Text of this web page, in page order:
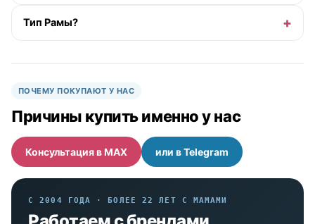
Тип Рамы?
ПОЧЕМУ ПОКУПАЮТ У НАС
Причины купить именно у нас
Консультация в MAX или в Telegram
С 2004 ГОДА · БОЛЕЕ 22 ЛЕТ С МАМАМИ